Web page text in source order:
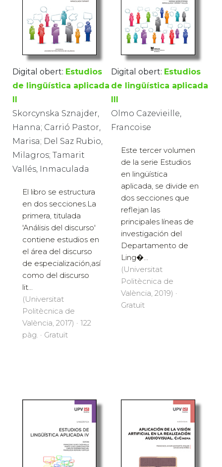
Digital obert: Estudios
de lingüística aplicada
II
Skorcynska Sznajder,
Hanna; Carrió Pastor,
Marisa; Del Saz Rubio,
Milagros; Tamarit
Vallés, Inmaculada
El libro se estructura
en dos secciones.La
primera, titulada
'Análisis del discurso'
contiene estudios en
el área del discurso
de especialización,así
como del discurso
lit...
(Universitat
Politècnica de
València, 2017) · 122
pàg. · Gratuït
Digital obert: Estudios
de lingüística aplicada
III
Olmo Cazevieille,
Francoise
Este tercer volumen
de la serie Estudios
en lingüística
aplicada, se divide en
dos secciones que
reflejan las
principales líneas de
investigación del
Departamento de
Ling�...
(Universitat
Politècnica de
València, 2019) ·
Gratuït